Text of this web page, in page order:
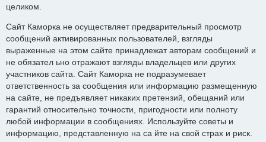
целиком.
Сайт Каморка не осуществляет предварительный просмотр
сообщений активированных пользователей, взгляды
выраженные на этом сайте принадлежат авторам сообщений и
не обязател ьно отражают взгляды владельцев или других
участников сайта. Сайт Каморка не подразумевает
ответственность за сообщения или информацию размещенную
на сайте, не предъявляет никаких претензий, обещаний или
гарантий относительно точности, пригодности или полноту
любой информации в сообщениях. Используйте советы и
информацию, представленную на са йте на свой страх и риск.